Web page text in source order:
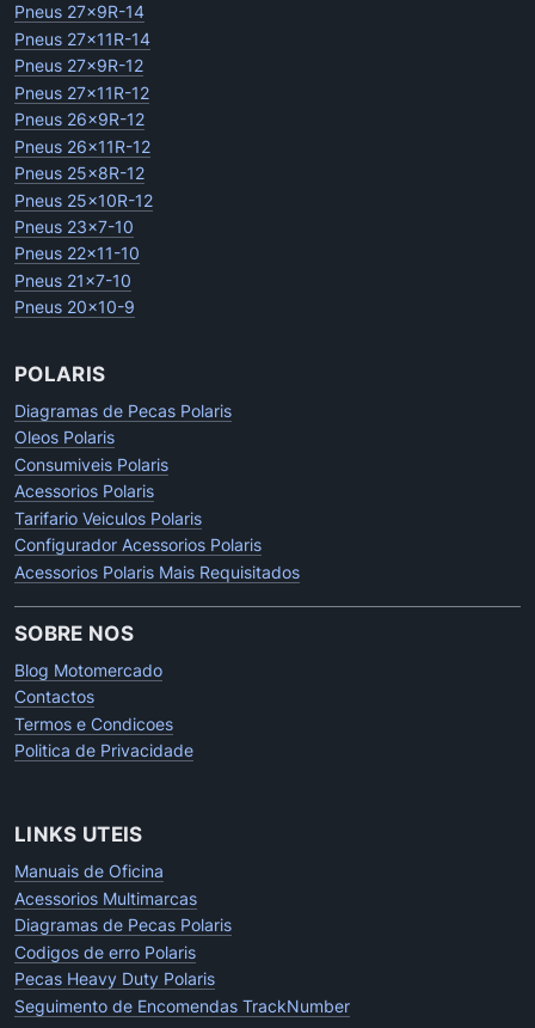
Pneus 27x9R-14
Pneus 27x11R-14
Pneus 27x9R-12
Pneus 27x11R-12
Pneus 26x9R-12
Pneus 26x11R-12
Pneus 25x8R-12
Pneus 25x10R-12
Pneus 23x7-10
Pneus 22x11-10
Pneus 21x7-10
Pneus 20x10-9
POLARIS
Diagramas de Pecas Polaris
Oleos Polaris
Consumiveis Polaris
Acessorios Polaris
Tarifario Veiculos Polaris
Configurador Acessorios Polaris
Acessorios Polaris Mais Requisitados
SOBRE NOS
Blog Motomercado
Contactos
Termos e Condicoes
Politica de Privacidade
LINKS UTEIS
Manuais de Oficina
Acessorios Multimarcas
Diagramas de Pecas Polaris
Codigos de erro Polaris
Pecas Heavy Duty Polaris
Seguimento de Encomendas TrackNumber